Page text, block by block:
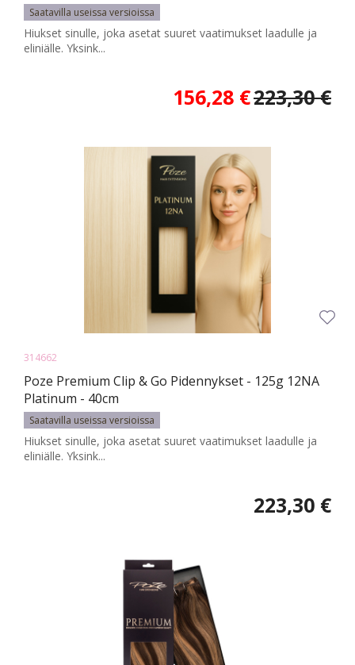
Saatavilla useissa versioissa
Hiukset sinulle, joka asetat suuret vaatimukset laadulle ja
eliniälle. Yksink...
156,28 €223,30 €
314662
Poze Premium Clip & Go Pidennykset - 125g 12NA
Platinum - 40cm
Saatavilla useissa versioissa
Hiukset sinulle, joka asetat suuret vaatimukset laadulle ja
eliniälle. Yksink...
223,30 €